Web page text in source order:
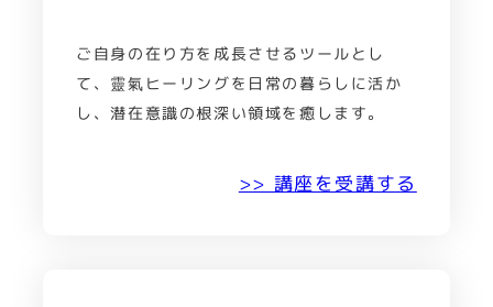
ご自身の在り方を成長させるツールとし
て、靈氣ヒーリングを日常の暮らしに活か
し、潜在意識の根深い領域を癒します。
>> 講座を受講する